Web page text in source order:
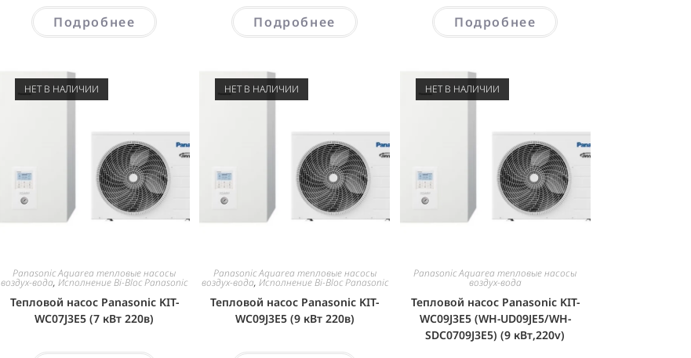
Подробнее Подробнее Подробнее
НЕТ В НАЛИЧИИ
Panasonic Aquarea тепловые насосы
воздух-вода,Исполнение Bi-Bloc Panasonic
Тепловой насос Panasonic KIT-
WC07J3E5 (7 кВт 220в)
НЕТ В НАЛИЧИИ
Panasonic Aquarea тепловые насосы
воздух-вода, Исполнение Bi-Bloc Panasonic
Тепловой насос Panasonic KIT-
WC09J3E5 (9 кВт 220в)
НЕТ В НАЛИЧИИ
Panasonic Aquarea тепловые насосы
воздух-вода
Тепловой насос Panasonic KIT-
WC09J3E5 (WH-UD09JE5/WH-
SDC0709J3E5) (9 кВт,220v)